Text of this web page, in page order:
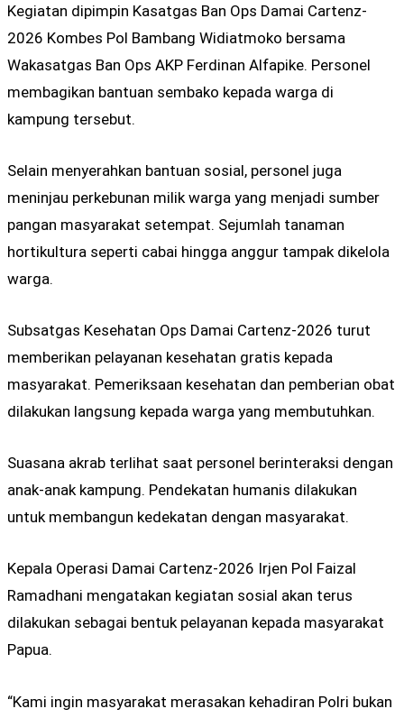
Kegiatan dipimpin Kasatgas Ban Ops Damai Cartenz-
2026 Kombes Pol Bambang Widiatmoko bersama
Wakasatgas Ban Ops AKP Ferdinan Alfapike. Personel
membagikan bantuan sembako kepada warga di
kampung tersebut.
Selain menyerahkan bantuan sosial, personel juga
meninjau perkebunan milik warga yang menjadi sumber
pangan masyarakat setempat. Sejumlah tanaman
hortikultura seperti cabai hingga anggur tampak dikelola
warga.
Subsatgas Kesehatan Ops Damai Cartenz-2026 turut
memberikan pelayanan kesehatan gratis kepada
masyarakat. Pemeriksaan kesehatan dan pemberian obat
dilakukan langsung kepada warga yang membutuhkan.
Suasana akrab terlihat saat personel berinteraksi dengan
anak-anak kampung. Pendekatan humanis dilakukan
untuk membangun kedekatan dengan masyarakat.
Kepala Operasi Damai Cartenz-2026 Irjen Pol Faizal
Ramadhani mengatakan kegiatan sosial akan terus
dilakukan sebagai bentuk pelayanan kepada masyarakat
Papua.
“Kami ingin masyarakat merasakan kehadiran Polri bukan